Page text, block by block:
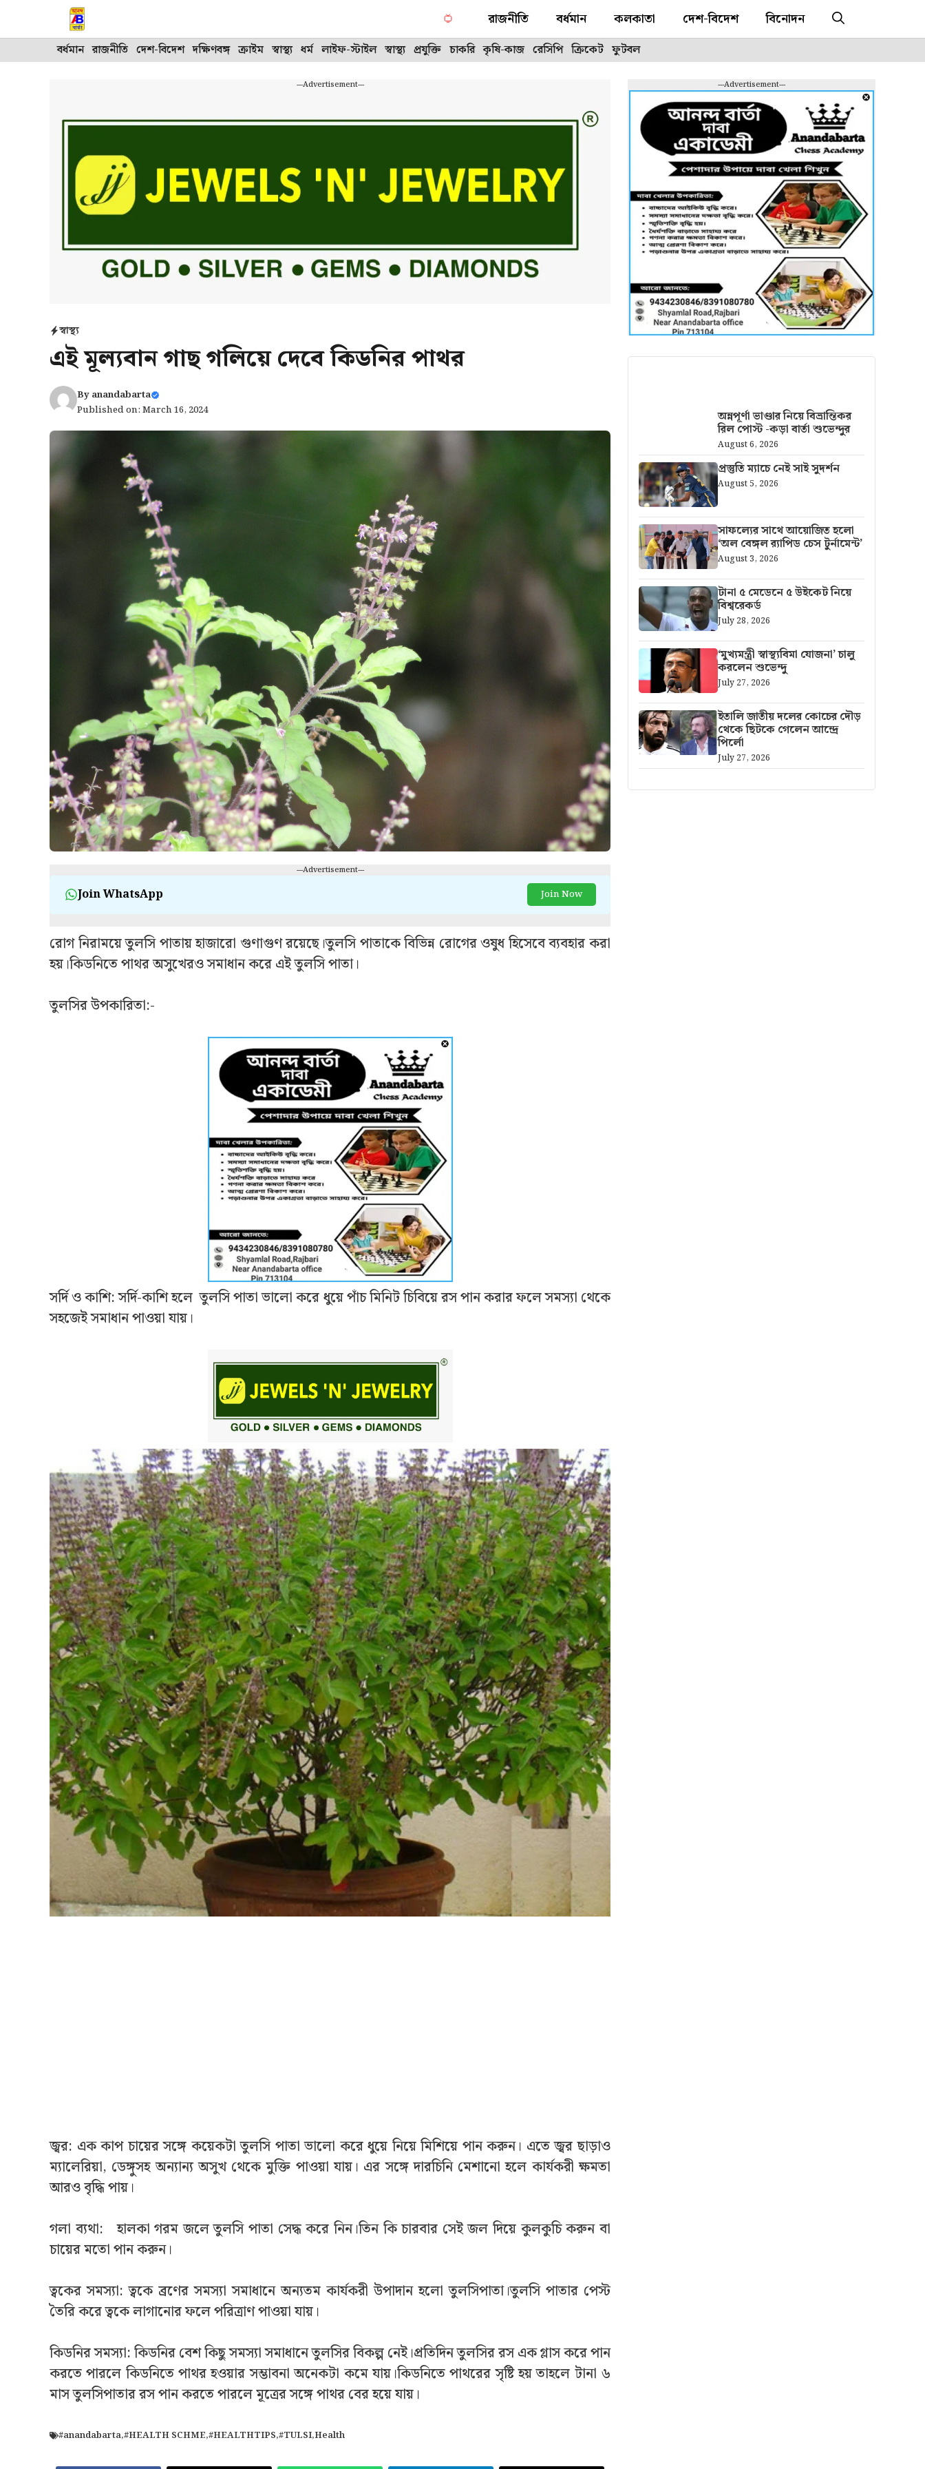
রাজনীতি বর্ধমান কলকাতা দেশ-বিদেশ বিনোদন
বর্ধমান রাজনীতি দেশ-বিদেশ দক্ষিণবঙ্গ ক্রাইম স্বাস্থ্য ধর্ম লাইফ-স্টাইল স্বাস্থ্য প্রযুক্তি চাকরি কৃষি-কাজ রেসিপি ক্রিকেট ফুটবল
---Advertisement---
স্বাস্থ্য
এই মূল্যবান গাছ গলিয়ে দেবে কিডনির পাথর
Byanandabarta
Published on: March 16, 2024
---Advertisement---
Join WhatsApp Join Now
রোগ নিরাময়েতুলসি পাতায় হাজারো গুণাগুণ রয়েছে।তুলসি পাতাকে বিভিন্ন রোগের ওষুধ হিসেবে ব্যবহার করা
হয়।কিডনিতে পাথর অসুখেরও সমাধান করে এই তুলসি পাতা।
তুলসির উপকারিতা:-
সর্দি ও কাশি: সর্দি-কাশি হলে তুলসি পাতা ভালো করে ধুয়ে পাঁচ মিনিট চিবিয়ে রস পান করার ফলে সমস্যা থেকে
সহজেই সমাধান পাওয়া যায়।
জ্বর: এক কাপ চায়ের সঙ্গে কয়েকটা তুলসি পাতা ভালো করে ধুয়ে নিয়ে মিশিয়ে পান করুন। এতে জ্বর ছাড়াও
ম্যালেরিয়া, ডেঙ্গুসহ অন্যান্য অসুখ থেকে মুক্তি পাওয়া যায়। এর সঙ্গে দারচিনি মেশানো হলে কার্যকরী ক্ষমতা
আরও বৃদ্ধি পায়।
গলা ব্যথা: হালকা গরম জলে তুলসি পাতা সেদ্ধ করে নিন।তিন কি চারবার সেই জল দিয়ে কুলকুচি করুন বা
চায়ের মতো পান করুন।
ত্বকের সমস্যা: ত্বকে ব্রণের সমস্যা সমাধানে অন্যতম কার্যকরী উপাদান হলো তুলসিপাতা।তুলসি পাতার পেস্ট
তৈরি করে ত্বকে লাগানোর ফলে পরিত্রাণ পাওয়া যায়।
কিডনির সমস্যা: কিডনির বেশ কিছু সমস্যা সমাধানে তুলসির বিকল্প নেই।প্রতিদিন তুলসির রস এক গ্লাস করে পান
করতে পারলে কিডনিতে পাথর হওয়ার সম্ভাবনা অনেকটা কমে যায়।কিডনিতে পাথরের সৃষ্টি হয় তাহলে টানা ৬
মাস তুলসিপাতার রস পান করতে পারলে মূত্রের সঙ্গে পাথর বের হয়ে যায়।
#anandabarta,#HEALTH SCHME,#HEALTHTIPS,#TULSI,Health
---Advertisement---
অন্নপূর্ণা ভাণ্ডার নিয়ে বিভ্রান্তিকর
রিল পোস্ট -কড়া বার্তা শুভেন্দুর
August 6, 2026
প্রস্তুতি ম্যাচে নেই সাই সুদর্শন
August 5, 2026
সাফল্যের সাথে আয়োজিত হলো
‘অল বেঙ্গল র‍্যাপিড চেস টুর্নামেন্ট’
August 3, 2026
টানা ৫ মেডেনে ৫ উইকেট নিয়ে
বিশ্বরেকর্ড
July 28, 2026
‘মুখ্যমন্ত্রী স্বাস্থ্যবিমা যোজনা’ চালু
করলেন শুভেন্দু
July 27, 2026
ইতালি জাতীয় দলের কোচের দৌড়
থেকে ছিটকে গেলেন আন্দ্রে
পির্লো
July 27, 2026